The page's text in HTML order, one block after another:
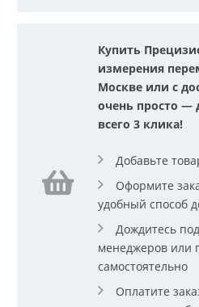
Купить
измерения
Москве или с
очень просто —
всего 3 клика!
Добавьте
Оформите
удобный способ
Дождитесь
менеджеров или
самостоятельно
Оплатите